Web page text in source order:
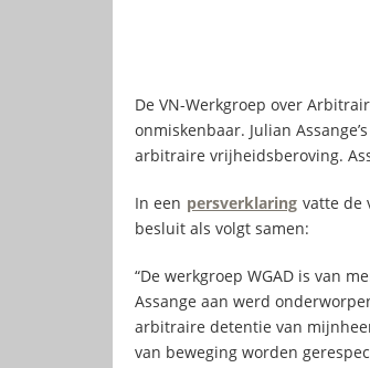
De VN-Werkgroep over
onmiskenbaar. Julian
arbitraire vrijheidsberoving.
In een persverklaring vatte de
besluit als volgt samen:
“De werkgroep WGAD is van
Assange aan werd
arbitraire detentie van
van beweging worden